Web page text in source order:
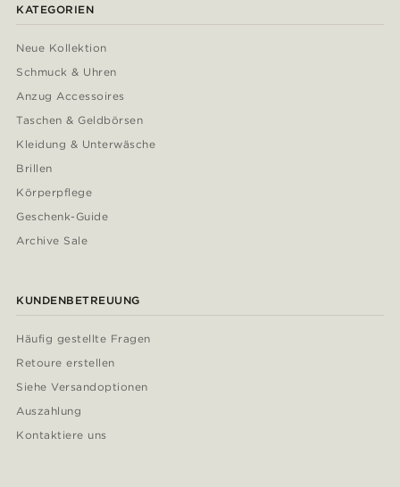
KATEGORIEN
Neue Kollektion
Schmuck & Uhren
Anzug Accessoires
Taschen & Geldbörsen
Kleidung & Unterwäsche
Brillen
Körperpflege
Geschenk-Guide
Archive Sale
KUNDENBETREUUNG
Häufig gestellte Fragen
Retoure erstellen
Siehe Versandoptionen
Auszahlung
Kontaktiere uns